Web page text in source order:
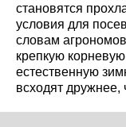
становятся
условия для
словам
крепкую
естественную
всходят